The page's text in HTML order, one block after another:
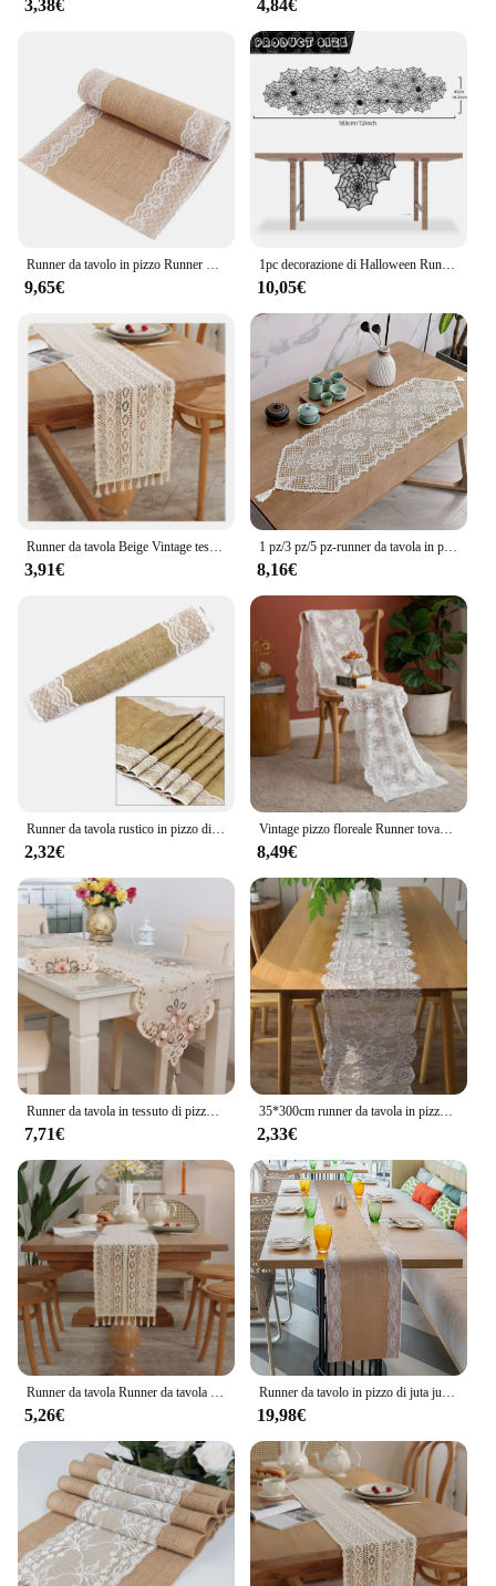
3,38€ 4,84€
9,65€
1pc decorazione di Halloween Runner da tavola, ragnatela Runner da tavolo in pizzo nero per tavolo da pranzo da cucina, decorazione di Halloween per interni
10,05€
3,91€
1 pz/3 pz/5 pz-runner da tavola in poliestere, tovaglia europea in pizzo cavo, copritavolo in tinta unita stile semplice, decorazione della casa
8,16€
2,32€
Vintage pizzo floreale Runner tovaglia tovaglia in pizzo Hotel casa Boho compleanno festa di nozze banchetto Decor Supply Bed Flag
8,49€
7,71€
35*300cm runner da tavola in pizzo nero elegante tovaglia in pizzo floreale decorazione della tavola di casa decorazione del Festival
2,33€
Runner da tavola Runner da tavola in stile bohémien in cotone all'uncinetto nordico con nappe da pranzo decorazione da tavola per la casa di nozze
5,26€
Runner da tavolo in pizzo di juta juta 30x275cm Runner da tavolo in pizzo per feste di eventi Vintage per banchetti di nozze accessori per la casa di fidanzamento
19,98€